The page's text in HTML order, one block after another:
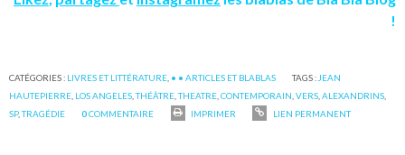
!
CATÉGORIES : LIVRES ET LITTÉRATURE • • ARTICLES ET BLABLAS TAGS : JEAN
HAUTEPIERRE LOS ANGELES ,THÉÂTRE ,THEATRE ,CONTEMPORAIN ,VERS ,ALEXANDRINS
SP,TRAGÉDIE 0COMMENTAIRE IMPRIMER LIEN PERMANENT